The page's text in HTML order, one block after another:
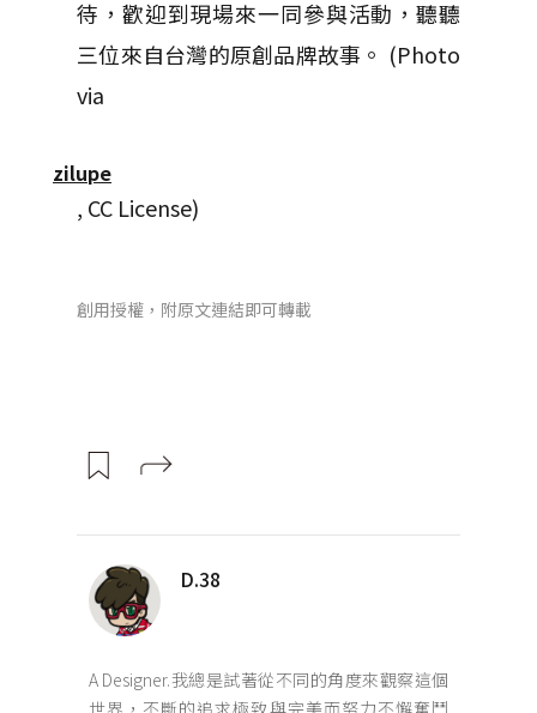
待，歡迎到現場來一同參與活動，聽聽
三位來自台灣的原創品牌故事。 (Photo
via
zilupe
, CC License)
創用授權，附原文連結即可轉載
D.38
A Designer.我總是試著從不同的角度來觀察這個